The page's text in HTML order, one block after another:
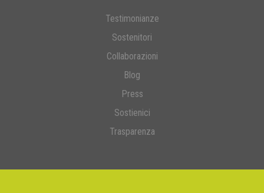
Testimonianze
Sostenitori
Collaborazioni
Blog
Press
Sostienici
Trasparenza